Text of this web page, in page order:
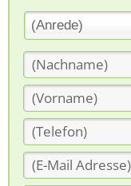
(Anrede)